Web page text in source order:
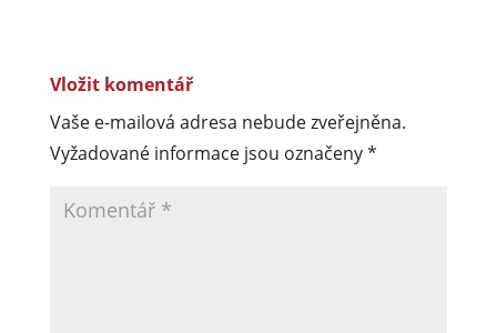
Vložit komentář
Vaše e-mailová adresa nebude zveřejněna.
Vyžadované informace jsou označeny*